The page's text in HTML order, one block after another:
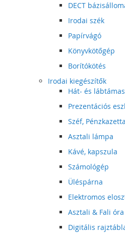
DECT
Irodai szék
Papírvágó
Könyvkötőgép
Borítókötés
Irodai kiegészítők
Hát- és
Prezentációs
Széf, Pénzkazetta
Asztali lámpa
Kávé, kapszula
Számológép
Üléspárna
Elektromos
Asztali & Fali óra
Digitális